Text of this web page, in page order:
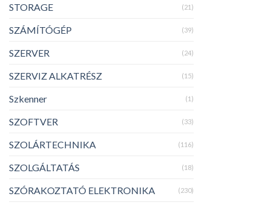
STORAGE (21)
SZÁMÍTÓGÉP (39)
SZERVER (24)
SZERVIZ ALKATRÉSZ (15)
Szkenner (1)
SZOFTVER (33)
SZOLÁRTECHNIKA (116)
SZOLGÁLTATÁS (18)
SZÓRAKOZTATÓ ELEKTRONIKA (230)